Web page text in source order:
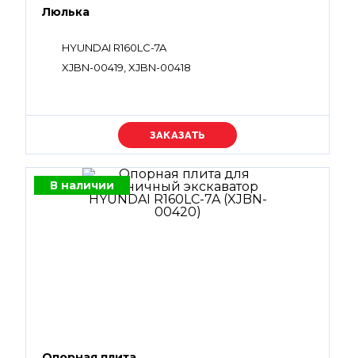
Люлька
HYUNDAI R160LC-7A
XJBN-00419, XJBN-00418
Уточняйте цену
В наличии